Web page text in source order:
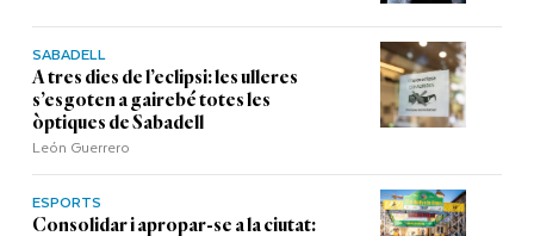
SABADELL
A tres dies de l’eclipsi: les ulleres
s’esgoten a gairebé totes les
òptiques de Sabadell
León Guerrero
ESPORTS
Consolidar i apropar-se a la ciutat: